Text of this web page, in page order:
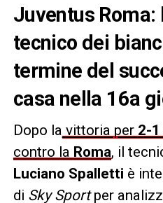
Juventus Roma:
tecnico dei
termine del
casa nella 16a
Dopo la vittoria per 2-1
contro la Roma, il
Luciano Spalletti è
di Sky Sportper